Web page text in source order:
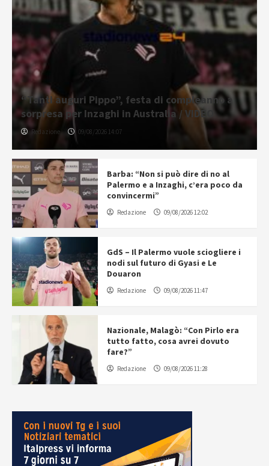
“Tanti auguri Pippo”, festa di compleanno a
sorpresa per Inzaghi in Australia / VIDEO
Redazione 09/08/2026 14:07
Barba: “Non si può dire di no al
Palermo e a Inzaghi, c’era poco da
convincermi”
Redazione 09/08/2026 12:02
GdS – Il Palermo vuole sciogliere i
nodi sul futuro di Gyasi e Le
Douaron
Redazione 09/08/2026 11:47
Nazionale, Malagò: “Con Pirlo era
tutto fatto, cosa avrei dovuto
fare?”
Redazione 09/08/2026 11:28